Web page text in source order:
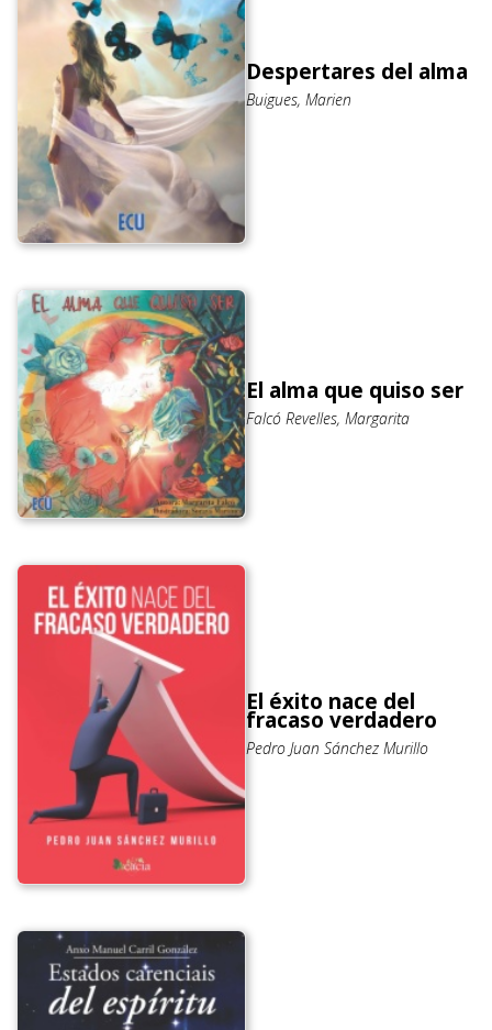
Despertares del alma
Buigues, Marien
El alma que quiso ser
Falcó Revelles, Margarita
El éxito nace del
fracaso verdadero
Pedro Juan Sánchez Murillo